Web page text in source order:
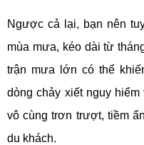
Ngược cả lại, bạn nên
mùa mưa, kéo dài từ
trận mưa lớn có thể
dòng chảy xiết nguy
vô cùng trơn trượt, tiềm
du khách.